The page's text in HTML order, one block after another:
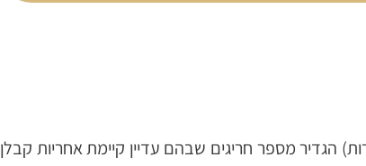
הגדיר מספר חריגים שבהם עדיין קיימת אחריות קבלן